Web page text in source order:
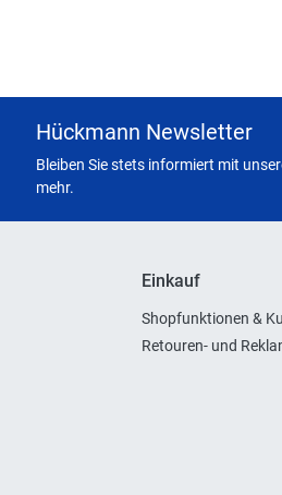
Hückmann Newsletter
Bleiben Sie stets informiert mit
mehr.
Einkauf
Shopfunktionen &
Retouren- und